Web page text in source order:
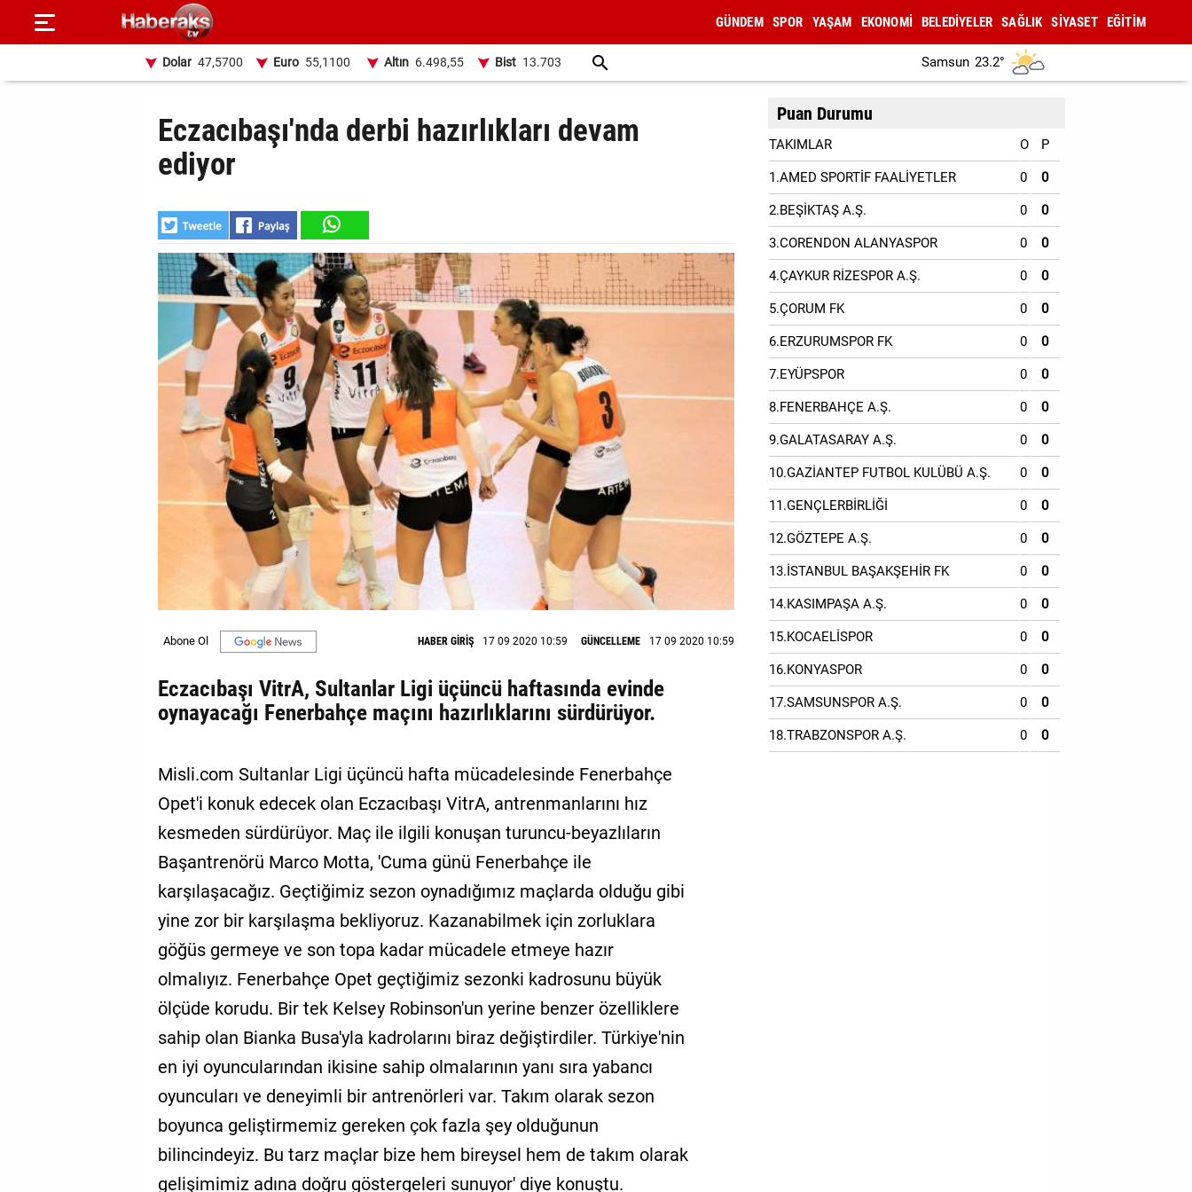
GÜNDEM SPOR YAŞAM EKONOMİ BELEDİYELER SAĞLIK SİYASET EĞİTİM
Dolar 47,5700 Euro 55,1100 Altın 6.498,55 Bist 13.703 Samsun 23.2°
Eczacıbaşı'nda derbi hazırlıkları devam
ediyor
HABER GİRİŞ 17 09 2020 10:59 GÜNCELLEME 17 09 2020 10:59
Eczacıbaşı VitrA, Sultanlar Ligi üçüncü haftasında evinde
oynayacağı Fenerbahçe maçını hazırlıklarını sürdürüyor.
Misli.com Sultanlar Ligi üçüncü hafta mücadelesinde Fenerbahçe
Opet'i konuk edecek olan Eczacıbaşı VitrA, antrenmanlarını hız
kesmeden sürdürüyor. Maç ile ilgili konuşan turuncu-beyazlıların
Başantrenörü Marco Motta, 'Cuma günü Fenerbahçe ile
karşılaşacağız. Geçtiğimiz sezon oynadığımız maçlarda olduğu gibi
yine zor bir karşılaşma bekliyoruz. Kazanabilmek için zorluklara
göğüs germeye ve son topa kadar mücadele etmeye hazır
olmalıyız. Fenerbahçe Opet geçtiğimiz sezonki kadrosunu büyük
ölçüde korudu. Bir tek Kelsey Robinson'un yerine benzer özelliklere
sahip olan Bianka Busa'yla kadrolarını biraz değiştirdiler. Türkiye'nin
en iyi oyuncularından ikisine sahip olmalarının yanı sıra yabancı
oyuncuları ve deneyimli bir antrenörleri var. Takım olarak sezon
boyunca geliştirmemiz gereken çok fazla şey olduğunun
bilincindeyiz. Bu tarz maçlar bize hem bireysel hem de takım olarak
gelişimimiz adına doğru göstergeleri sunuyor' diye konuştu.
Puan Durumu
TAKIMLAR O P
1.AMED SPORTİF FAALİYETLER 0 0
2.BEŞİKTAŞ A.Ş. 0 0
3.CORENDON ALANYASPOR 0 0
4.ÇAYKUR RİZESPOR A.Ş. 0 0
5.ÇORUM FK 0 0
6.ERZURUMSPOR FK 0 0
7.EYÜPSPOR 0 0
8.FENERBAHÇE A.Ş. 0 0
9.GALATASARAY A.Ş. 0 0
10.GAZİANTEP FUTBOL KULÜBÜ A.Ş. 0 0
11.GENÇLERBİRLİĞİ 0 0
12.GÖZTEPE A.Ş. 0 0
13.İSTANBUL BAŞAKŞEHİR FK 0 0
14.KASIMPAŞA A.Ş. 0 0
15.KOCAELİSPOR 0 0
16.KONYASPOR 0 0
17.SAMSUNSPOR A.Ş. 0 0
18.TRABZONSPOR A.Ş. 0 0